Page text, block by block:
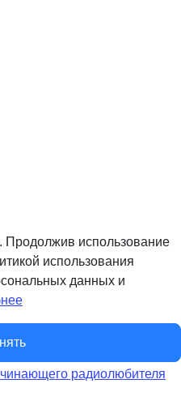
использование
использования
данных и